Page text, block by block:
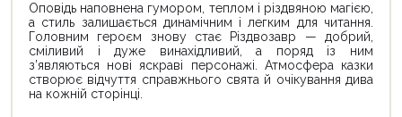
Оповідь наповнена гумором, теплом і різдвяною магією,
а стиль залишається динамічним і легким для читання.
Головним героєм знову стає Різдвозавр — добрий,
сміливий і дуже винахідливий, а поряд із ним
з’являються нові яскраві персонажі. Атмосфера казки
створює відчуття справжнього свята й очікування дива
на кожній сторінці.